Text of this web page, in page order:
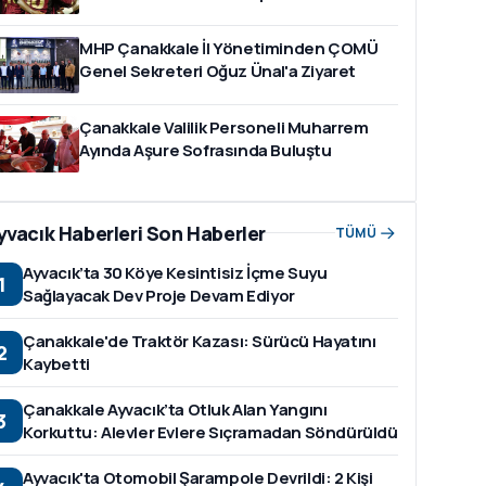
MHP Çanakkale İl Yönetiminden ÇOMÜ
Genel Sekreteri Oğuz Ünal'a Ziyaret
Çanakkale Valilik Personeli Muharrem
Ayında Aşure Sofrasında Buluştu
Haberleri Son Haberler TÜMÜ
Ayvacık’ta 30 Köye Kesintisiz İçme Suyu
Sağlayacak Dev Proje Devam Ediyor
Çanakkale'de Traktör Kazası: Sürücü Hayatını
Kaybetti
Çanakkale Ayvacık’ta Otluk Alan Yangını
Korkuttu: Alevler Evlere Sıçramadan Söndürüldü
Ayvacık'ta Otomobil Şarampole Devrildi: 2 Kişi